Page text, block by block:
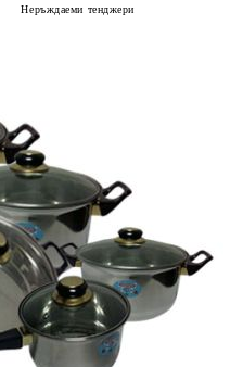
Неръждаеми тенджери